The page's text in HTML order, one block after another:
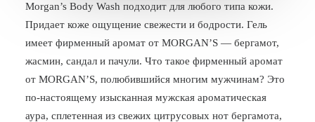
ПОЖАЛОВАТЬСЯ
Morgan’s Body Wash подходит для любого типа кожи.
Придает коже ощущение свежести и бодрости. Гель
имеет фирменный аромат от MORGAN’S — бергамот,
жасмин, сандал и пачули. Что такое фирменный аромат
от MORGAN’S, полюбившийся многим мужчинам? Это
по-настоящему изысканная мужская ароматическая
аура, сплетенная из свежих цитрусовых нот бергамота,